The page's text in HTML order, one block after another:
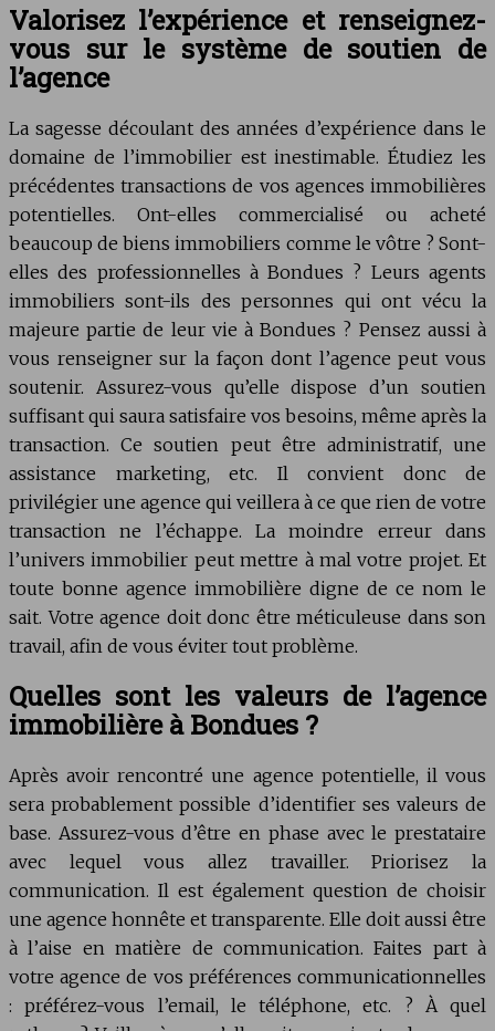
Valorisez l’expérience et renseignez-
vous sur le système de soutien de
l’agence
La sagesse découlant des années d’expérience dans le
domaine de l’immobilier est inestimable. Étudiez les
précédentes transactions de vos agences immobilières
potentielles. Ont-elles commercialisé ou acheté
beaucoup de biens immobiliers comme le vôtre ? Sont-
elles des professionnelles à Bondues ? Leurs agents
immobiliers sont-ils des personnes qui ont vécu la
majeure partie de leur vie à Bondues ? Pensez aussi à
vous renseigner sur la façon dont l’agence peut vous
soutenir. Assurez-vous qu’elle dispose d’un soutien
suffisant qui saura satisfaire vos besoins, même après la
transaction. Ce soutien peut être administratif, une
assistance marketing, etc. Il convient donc de
privilégier une agence qui veillera à ce que rien de votre
transaction ne l’échappe. La moindre erreur dans
l’univers immobilier peut mettre à mal votre projet. Et
toute bonne agence immobilière digne de ce nom le
sait. Votre agence doit donc être méticuleuse dans son
travail, afin de vous éviter tout problème.
Quelles sont les valeurs de l’agence
immobilière à Bondues ?
Après avoir rencontré une agence potentielle, il vous
sera probablement possible d’identifier ses valeurs de
base. Assurez-vous d’être en phase avec le prestataire
avec lequel vous allez travailler. Priorisez la
communication. Il est également question de choisir
une agence honnête et transparente. Elle doit aussi être
à l’aise en matière de communication. Faites part à
votre agence de vos préférences communicationnelles
: préférez-vous l’email, le téléphone, etc. ? À quel